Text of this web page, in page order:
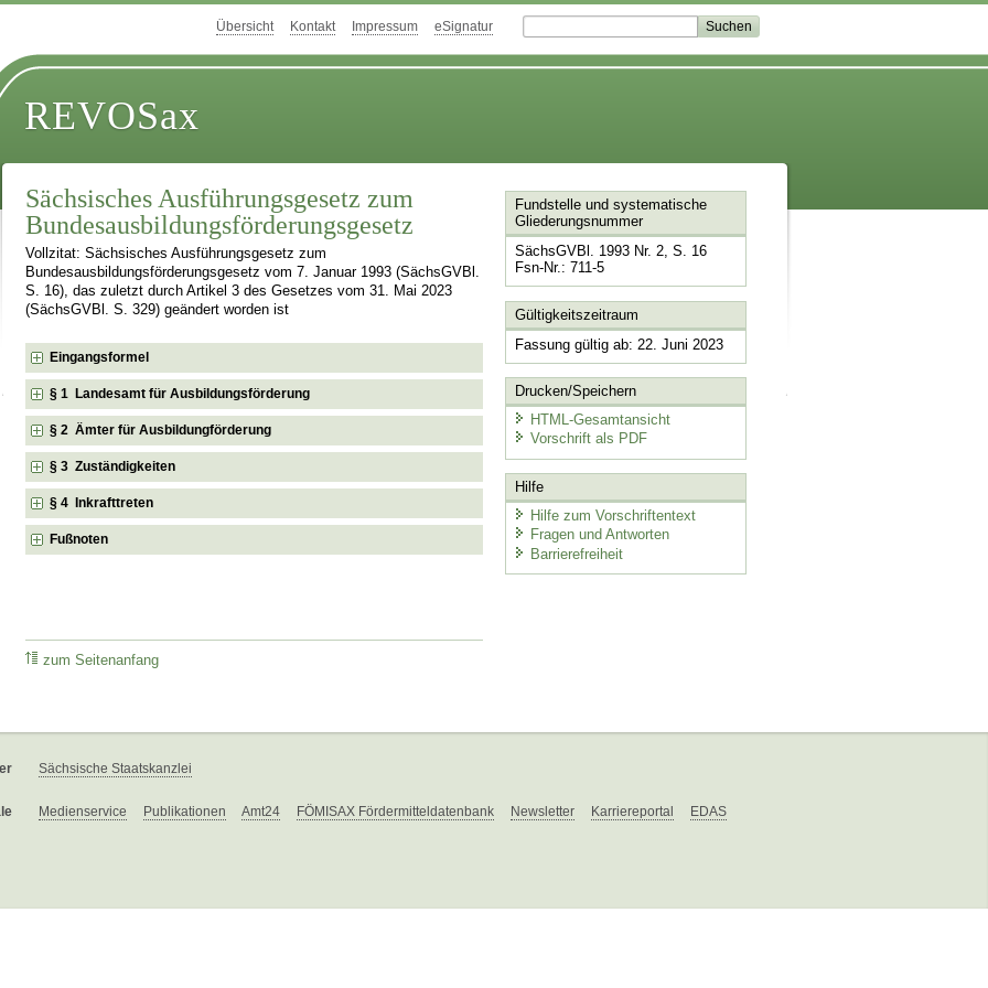
Übersicht Kontakt Impressum eSignatur
REVOSax
Sächsisches Ausführungsgesetz zum
Bundesausbildungsförderungsgesetz
Vollzitat: Sächsisches Ausführungsgesetz zum
Bundesausbildungsförderungsgesetz vom 7. Januar 1993 (SächsGVBl.
S. 16), das zuletzt durch Artikel 3 des Gesetzes vom 31. Mai 2023
(SächsGVBl. S. 329) geändert worden ist
Eingangsformel
§ 1 Landesamt für Ausbildungsförderung
§ 2 Ämter für Ausbildungförderung
§ 3 Zuständigkeiten
§ 4 Inkrafttreten
Fußnoten
zum Seitenanfang
Fundstelle und systematische
Gliederungsnummer
SächsGVBl. 1993 Nr. 2, S. 16
Fsn-Nr.: 711-5
Gültigkeitszeitraum
Fassung gültig ab: 22. Juni 2023
Drucken/Speichern
HTML-Gesamtansicht
Vorschrift als PDF
Hilfe
Hilfe zum Vorschriftentext
Fragen und Antworten
Barrierefreiheit
Sächsische Staatskanzlei
Medienservice Publikationen Amt24 FÖMISAX Fördermitteldatenbank Newsletter Karriereportal EDAS